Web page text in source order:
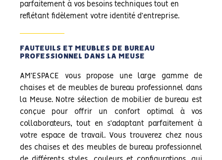
parfaitement à vos besoins techniques tout en
reflétant fidèlement votre identité d’entreprise.
FAUTEUILS ET MEUBLES DE BUREAU
PROFESSIONNEL DANS LA MEUSE
AM’ESPACE vous propose une large gamme de
chaises et de meubles de bureau professionnel dans
la Meuse. Notre sélection de mobilier de bureau est
conçue pour offrir un confort optimal à vos
collaborateurs, tout en s’adaptant parfaitement à
votre espace de travail. Vous trouverez chez nous
des chaises et des meubles de bureau professionnel